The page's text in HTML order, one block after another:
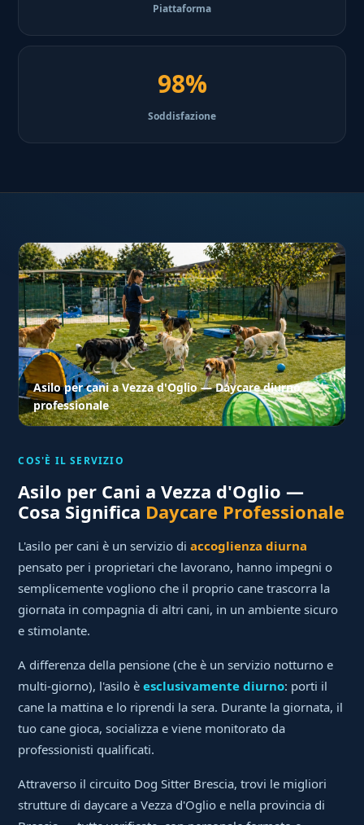
Piattaforma
98%
Soddisfazione
Asilo per cani a Vezza d'Oglio — Daycare diurno
professionale
COS'È IL SERVIZIO
Asilo per Cani a Vezza d'Oglio —
Cosa Significa Daycare Professionale
L'asilo per cani è un servizio diaccoglienza diurna
pensato per i proprietari che lavorano, hanno impegni o
semplicemente vogliono che il proprio cane trascorra la
giornata in compagnia di altri cani, in un ambiente sicuro
e stimolante.
A differenza della pensione (che è un servizio notturno e
multi-giorno), l'asilo èesclusivamente diurno: porti il
cane la mattina e lo riprendi la sera. Durante la giornata, il
tuo cane gioca, socializza e viene monitorato da
professionisti qualificati.
Attraverso il circuito Dog Sitter Brescia, trovi le migliori
strutture di daycare a Vezza d'Oglio e nella provincia di